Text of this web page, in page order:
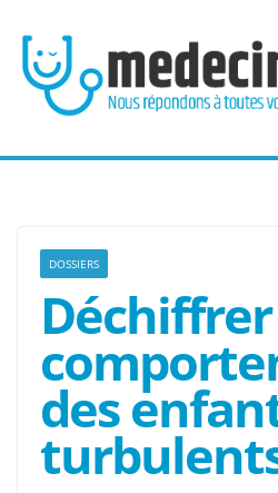
contenu
DOSSIERS
des